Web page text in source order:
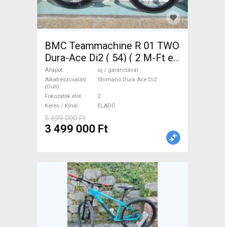
BMC Teammachine R 01 TWO
Dura-Ace Di2 ( 54) ( 2 M-Ft e
Országúti Shimano Dura Ace
Di2 tárcsafék új / garanciával
ELADÓ
Állapot
új / garanciával
Alkatrészcsalád
(Outi)
Shimano Dura Ace Di2
Fokozatok elöl
2
Keres / Kínál
ELADÓ
5 699 000 Ft
3 499 000 Ft